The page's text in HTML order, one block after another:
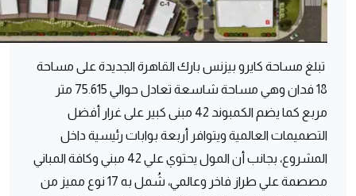
تبلغ مساحة كايرو بيزنس بارك القاهرة الجديدة على مساحة
18 فدان وهي مساحة شاسعة تعادل حوالي 75.615 متر
مربع كما يضم الكمبوند 42 مبنى كبير على غرار أفضل
التصميمات العالمية ويتوافر أربعة بوابات رئيسية داخل
المشروع، بجانب أن المول يحتوي علي 42 مبني وكافة المباني
مصصمة علي طراز فاخر وعالمي، شُمل به 17 نوع مميز من